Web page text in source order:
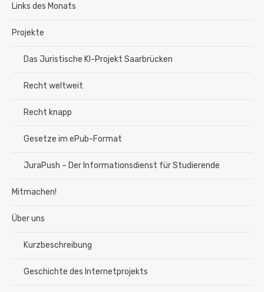
Links des Monats
Projekte
Das Juristische KI-Projekt Saarbrücken
Recht weltweit
Recht knapp
Gesetze im ePub-Format
JuraPush – Der Informationsdienst für Studierende
Mitmachen!
Über uns
Kurzbeschreibung
Geschichte des Internetprojekts